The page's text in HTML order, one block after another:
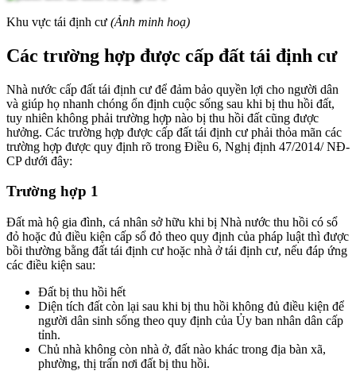
Khu vực tái định cư (Ảnh minh hoạ)
Các trường hợp được cấp đất tái định cư
Nhà nước cấp đất tái định cư để đảm bảo quyền lợi cho người dân
và giúp họ nhanh chóng ổn định cuộc sống sau khi bị thu hồi đất,
tuy nhiên không phải trường hợp nào bị thu hồi đất cũng được
hưởng. Các trường hợp được cấp đất tái định cư phải thỏa mãn các
trường hợp được quy định rõ trong Điều 6, Nghị định 47/2014/ NĐ-
CP dưới đây:
Trường hợp 1
Đất mà hộ gia đình, cá nhân sở hữu khi bị Nhà nước thu hồi có sổ
đỏ hoặc đủ điều kiện cấp sổ đỏ theo quy định của pháp luật thì được
bồi thường bằng đất tái định cư hoặc nhà ở tái định cư, nếu đáp ứng
các điều kiện sau:
Đất bị thu hồi hết
Diện tích đất còn lại sau khi bị thu hồi không đủ điều kiện để
người dân sinh sống theo quy định của Ủy ban nhân dân cấp
tỉnh.
Chủ nhà không còn nhà ở, đất nào khác trong địa bàn xã,
phường, thị trấn nơi đất bị thu hồi.